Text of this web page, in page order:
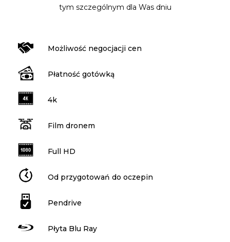
tym szczególnym dla Was dniu
Możliwość negocjacji cen
Płatność gotówką
4k
Film dronem
Full HD
Od przygotowań do oczepin
Pendrive
Płyta Blu Ray